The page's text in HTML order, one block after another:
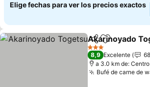
Elige fechas para ver los precios exactos
CompartirAgregar a
Akarinoyado
3 Estrellas
8,9 Excelente
a 3.0 km de:
Bufé de carne de